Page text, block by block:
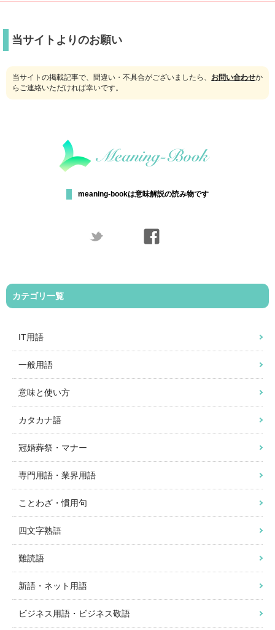
当サイトよりのお願い
当サイトの掲載記事で、間違い・不具合がございましたら、 お問い合わせか
らご連絡いただければ幸いです。
meaning-bookは意味解説の読み物です
カテゴリ一覧
IT用語
一般用語
意味と使い方
カタカナ語
冠婚葬祭・マナー
専門用語・業界用語
ことわざ・慣用句
四文字熟語
難読語
新語・ネット用語
ビジネス用語・ビジネス敬語